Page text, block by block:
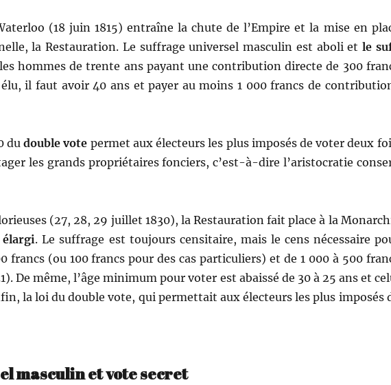
(18 juin 1815) entraîne la chute de l’Empire et la mise en
la Restau­ra­tion. Le suf­frage uni­versel mas­culin est aboli et le
hommes de trente ans payant une con­tri­bu­tion directe de 300
il faut avoir 40 ans et pay­er au moins 1 000 francs de
dudou­ble vote per­met aux électeurs les plus imposés de vot­er deux
les grands pro­prié­taires fonciers, c’est-à-dire l’aristocratie
(27, 28, 29 juil­let 1830), la Restau­ra­tion fait place à la
élar­gi. Le suf­frage est tou­jours cen­si­taire, mais le cens néces­saire
francs (ou 100 francs pour des cas par­ti­c­uliers) et de 1 000 à 500
De même, l’âge min­i­mum pour vot­er est abais­sé de 30 à 25 ans et
la loi du dou­ble vote, qui per­me­t­tait aux électeurs les plus imposés
masculin et vote secret